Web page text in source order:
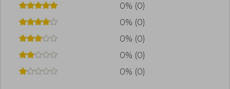
0% (0)
0% (0)
0% (0)
0% (0)
0% (0)